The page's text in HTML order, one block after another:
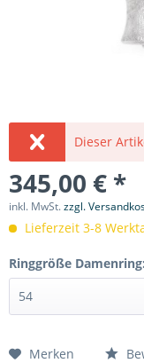
Dieser
345,00 € *
inkl. MwSt.zzgl.
Lieferzeit 3-8
Ringgröße Damenring:
Merken